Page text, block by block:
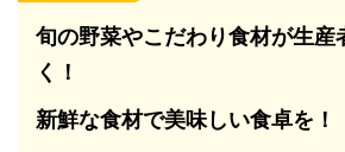
旬の野菜やこだわり食材が生産
く！
新鮮な食材で美味しい食卓を！